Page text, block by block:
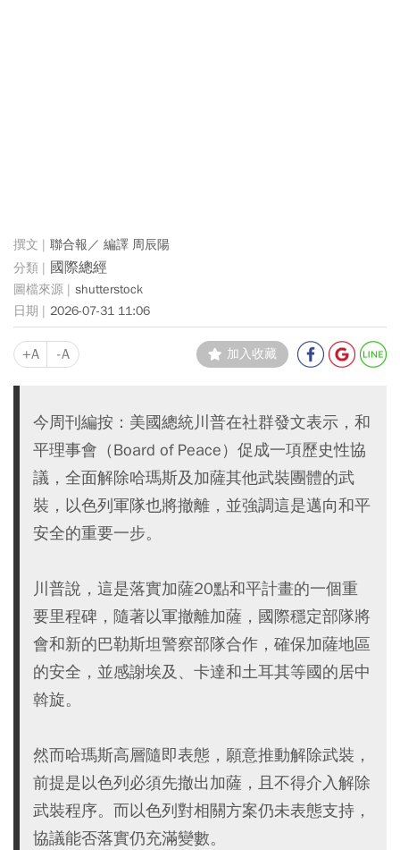
聯合報／ 編譯 周辰陽
國際總經
shutterstock
2026-07-31 11:06
+A -A 加入收藏
今周刊編按：美國總統川普在社群發文表示，和
平理事會（Board of Peace）促成一項歷史性協
議，全面解除哈瑪斯及加薩其他武裝團體的武
裝，以色列軍隊也將撤離，並強調這是邁向和平
安全的重要一步。
川普說，這是落實加薩20點和平計畫的一個重
要里程碑，隨著以軍撤離加薩，國際穩定部隊將
會和新的巴勒斯坦警察部隊合作，確保加薩地區
的安全，並感謝埃及、卡達和土耳其等國的居中
斡旋。
然而哈瑪斯高層隨即表態，願意推動解除武裝，
前提是以色列必須先撤出加薩，且不得介入解除
武裝程序。而以色列對相關方案仍未表態支持，
協議能否落實仍充滿變數。